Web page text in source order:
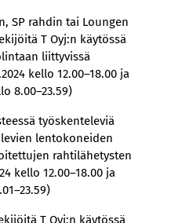
SP rahdin tai Loungen
T Oyj:n käytössä
liittyvissä
kello 12.00–18.00 ja
8.00–23.59)
työskenteleviä
lentokoneiden
rahtilähetysten
kello 12.00–18.00 ja
T Oyj:n käytössä